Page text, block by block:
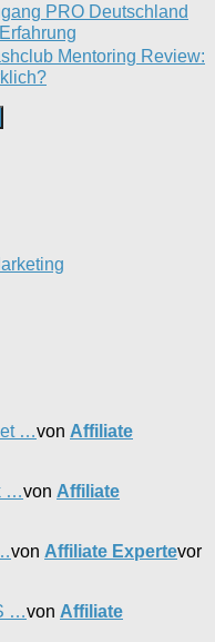
PRO Deutschland
Mentoring Review:
…von Affiliate
…von Affiliate
von Affiliate Expertevor
…von Affiliate